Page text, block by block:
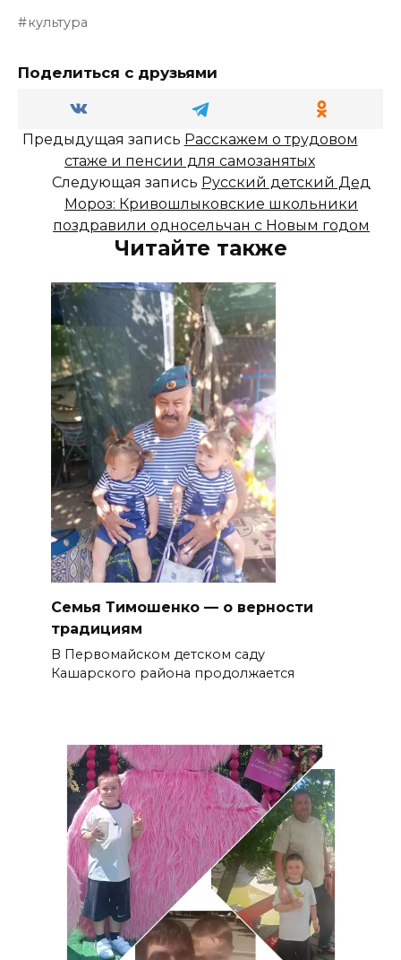
культура
Поделиться с друзьями
Предыдущая запись Расскажем о трудовом
стаже и пенсии для самозанятых
Следующая запись Русский детский Дед
Мороз: Кривошлыковские школьники
поздравили односельчан с Новым годом
Читайте также
Семья Тимошенко — о верности
традициям
В Первомайском детском саду
Кашарского района продолжается